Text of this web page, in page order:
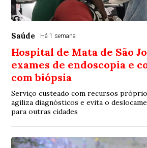
Saúde Há 1 semana
Hospital de Mata de São
exames de endoscopia e
com biópsia
Serviço custeado com recursos
agiliza diagnósticos e evita o
para outras cidades